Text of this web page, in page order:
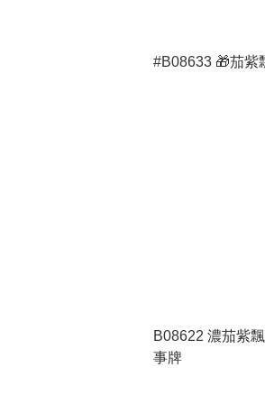
#B08633 🎁茄紫
B08622 濃茄紫
事牌